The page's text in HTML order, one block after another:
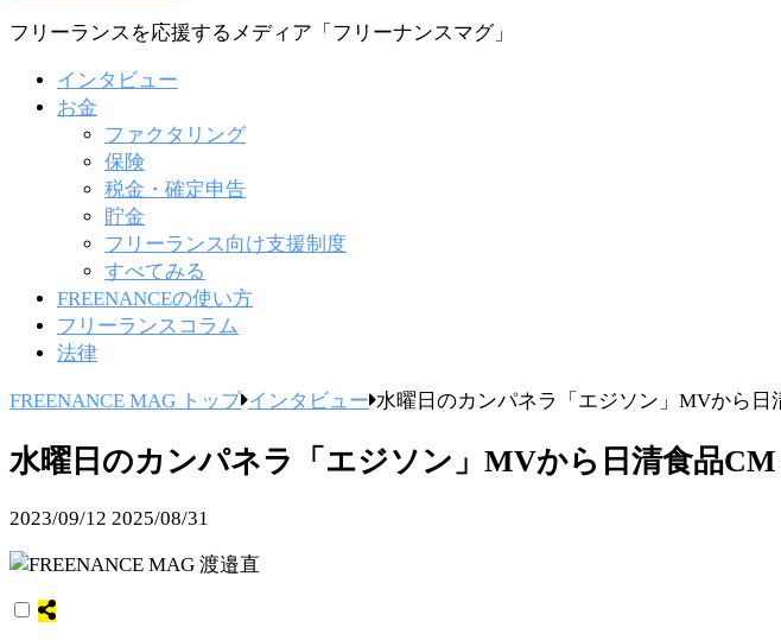
フリーランスを応援するメディア「フリーナンスマグ」
インタビュー
お金
ファクタリング
保険
税金・確定申告
貯金
フリーランス向け支援制度
すべてみる
FREENANCEの使い方
フリーランスコラム
法律
FREENANCE MAG トップ インタビュー 水曜日のカンパネラ「エジソン」MVから
水曜日のカンパネラ「エジソン」MVから日清食品
2023/09/12 2025/08/31